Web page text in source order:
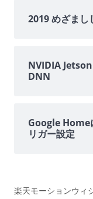
2019 めざまし
NVIDIA
DNN
Google Home
リガー設定
楽天モーションウィ